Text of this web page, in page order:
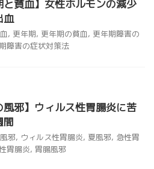
と貧血】女性ホルモンの減少
血
, 更年期, 更年期の貧血, 更年期障害の
障害の症状対策法
風邪】ウィルス性胃腸炎に苦
間
邪, ウィルス性胃腸炎, 夏風邪, 急性胃
胃腸炎, 胃腸風邪